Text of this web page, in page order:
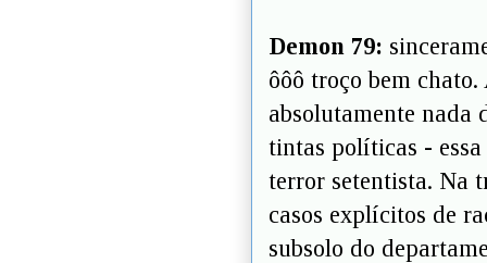
Demon 79:
ôôô troço bem
absolutamente nada
tintas políticas -
terror setentista. Na
casos explícitos de
subsolo do